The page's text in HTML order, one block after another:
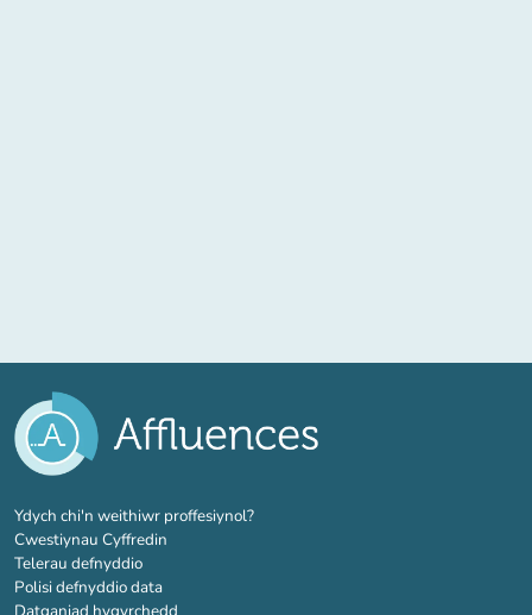
Ydych chi'n weithiwr proffesiynol?(tab newydd)
Cwestiynau Cyffredin
Telerau defnyddio
Polisi defnyddio data